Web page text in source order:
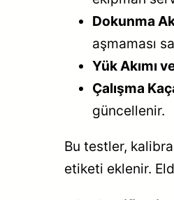
Dokunma
aşmaması
Yük Akımı
Çalışma
güncellenir.
Bu testler,
etiketi eklenir.